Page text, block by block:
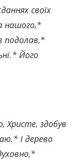
своїх
нашого,*
подолав,*
Його
Христе, здобув
І дерево